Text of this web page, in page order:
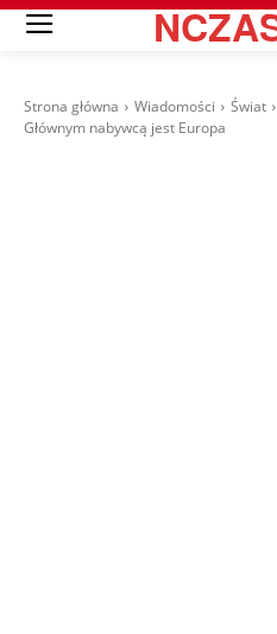
Strona główna Wiadomości Świat
Głównym nabywcą jest Europa